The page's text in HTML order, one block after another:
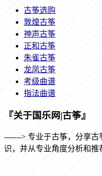
古筝选购
敦煌古筝
神声古筝
正和古筝
朱雀古筝
龙凤古筝
考级曲谱
指法曲谱
『关于国乐网|古筝』
-------> 专业于古筝，分享
识，并从专业角度分析和推